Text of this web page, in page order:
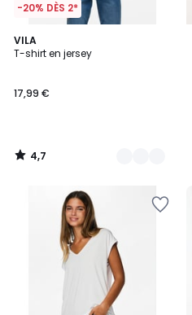
-20% DÈS 2*
VILA
T-shirt en jersey
17,99 €
4,7
/ 5
4
Couleurs
4,7
/